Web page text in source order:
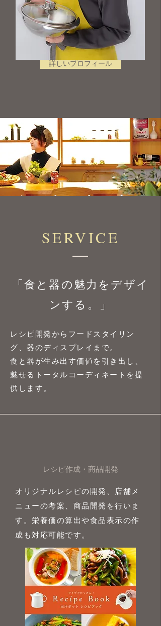
詳しいプロフィール
​SERVICE
「食と器の魅力をデザイ
ンする。」
レシピ開発からフードスタイリン
グ、器のディスプレイまで。
食と器が生み出す価値を引き出し、
魅せるトータルコーディネートを提
供します。
レシピ作成・商品開発
オリジナルレシピの開発、店舗メ
ニューの考案、商品開発を行いま
す。栄養価の算出や食品表示の作
成も対応可能です。